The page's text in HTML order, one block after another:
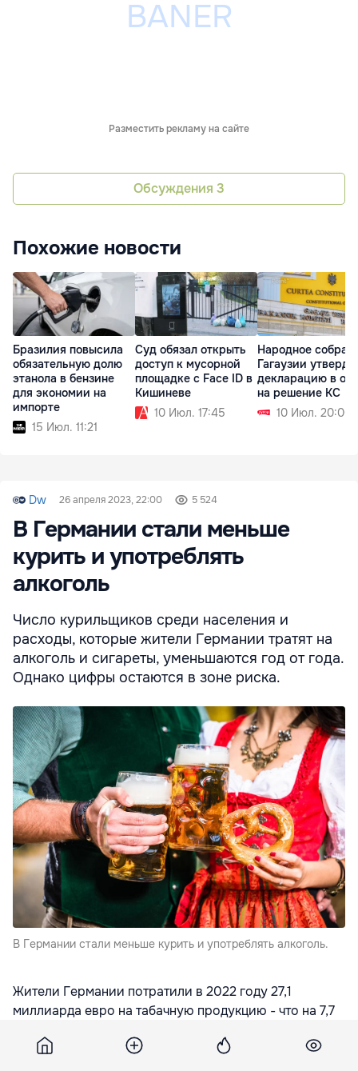
Разместить рекламу на сайте
Обсуждения 3
Похожие новости
Бразилия повысила
обязательную долю
этанола в бензине
для экономии на
импорте
15 Июл. 11:21
Суд обязал открыть
доступ к мусорной
площадке с Face ID в
Кишиневе
10 Июл. 17:45
Народное
Гагаузии
декларацию в
на решение КС
10 Июл. 20:00
Dw 26 апреля 2023, 22:00 5 524
В Германии стали меньше
курить и употреблять
алкоголь
Число курильщиков среди населения и
расходы, которые жители Германии тратят на
алкоголь и сигареты, уменьшаются год от года.
Однако цифры остаются в зоне риска.
В Германии стали меньше курить и употреблять алкоголь.
Жители Германии потратили в 2022 году 27,1
миллиарда евро на табачную продукцию - что на 7,7
ежегодного отчета Немецкого ведомства по